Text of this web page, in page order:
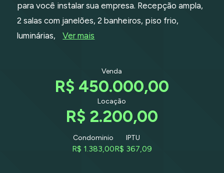
para você instalar sua empresa. Recepção ampla,
2 salas com janelões, 2 banheiros, piso frio,
luminárias,
Ver mais
Venda
R$ 450.000,00
Locação
R$ 2.200,00
Condominio
R$ 1.383,00
IPTU
R$ 367,09